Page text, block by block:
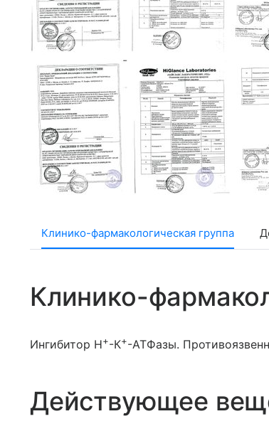
Клинико-фармакологическая группа
Клинико-
Ингибитор Н+-К+-АТФазы.
Действующее